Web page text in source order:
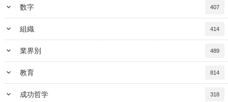
keyboard_arrow_down 数字 407
keyboard_arrow_down 組織 414
keyboard_arrow_down 業界別 489
keyboard_arrow_down 教育 814
keyboard_arrow_down 成功哲学 318